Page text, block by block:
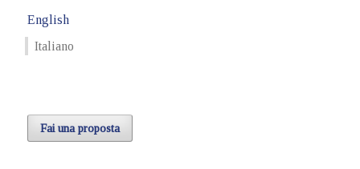
English
Italiano
Fai una proposta